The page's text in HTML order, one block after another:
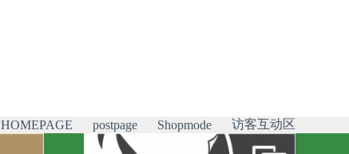
HOMEPAGE postpage Shopmode 访客互动区